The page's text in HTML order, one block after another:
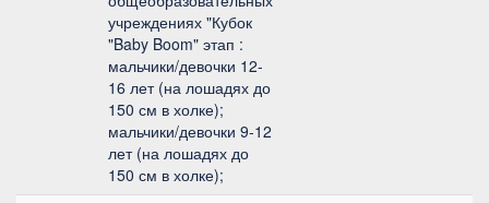
учреждениях "Кубок
"Baby Boom" этап :
мальчики/девочки 12-
16 лет (на лошадях до
150 см в холке);
мальчики/девочки 9-12
лет (на лошадях до
150 см в холке);